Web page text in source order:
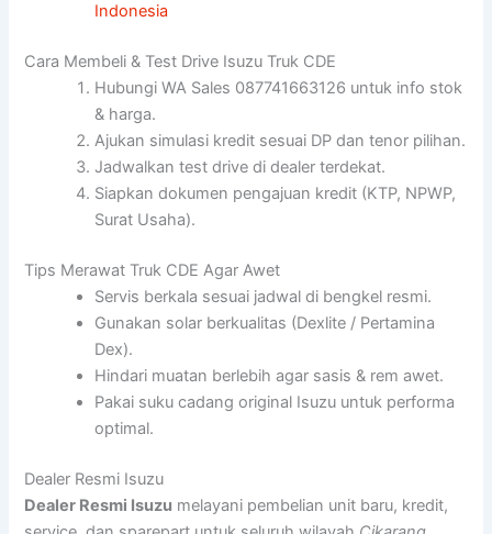
Indonesia
Cara Membeli & Test Drive Isuzu Truk CDE
Hubungi WA Sales 087741663126 untuk info stok
& harga.
Ajukan simulasi kredit sesuai DP dan tenor pilihan.
Jadwalkan test drive di dealer terdekat.
Siapkan dokumen pengajuan kredit (KTP, NPWP,
Surat Usaha).
Tips Merawat Truk CDE Agar Awet
Servis berkala sesuai jadwal di bengkel resmi.
Gunakan solar berkualitas (Dexlite / Pertamina
Dex).
Hindari muatan berlebih agar sasis & rem awet.
Pakai suku cadang original Isuzu untuk performa
optimal.
Dealer Resmi Isuzu
Dealer Resmi Isuzu melayani pembelian unit baru, kredit,